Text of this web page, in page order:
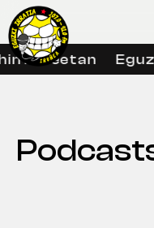
libreetan